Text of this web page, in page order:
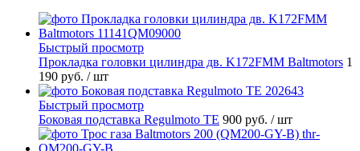
Быстрый просмотр
Прокладка головки цилиндра дв. K172FMM Baltmotors 1
190 руб. / шт
Быстрый просмотр
Боковая подставка Regulmoto TE 900 руб. / шт